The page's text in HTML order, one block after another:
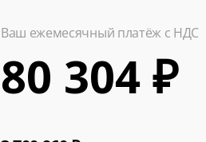
Ваш ежемесячный платёж с НДС
80 304 ₽